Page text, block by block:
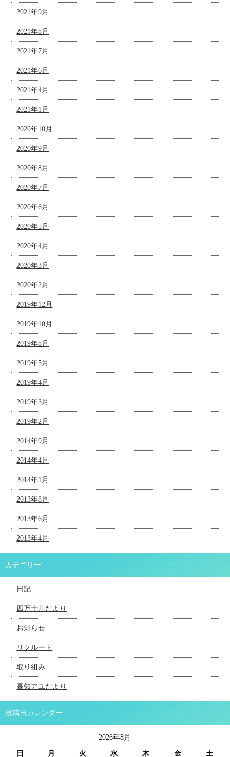
2021年9月
2021年8月
2021年7月
2021年6月
2021年4月
2021年1月
2020年10月
2020年9月
2020年8月
2020年7月
2020年6月
2020年5月
2020年4月
2020年3月
2020年2月
2019年12月
2019年10月
2019年8月
2019年5月
2019年4月
2019年3月
2019年2月
2014年9月
2014年4月
2014年1月
2013年8月
2013年6月
2013年4月
カテゴリー
日記
四万十川だより
お知らせ
リクルート
取り組み
高知アユだより
投稿日カレンダー
2026年8月
日 月 火 水 木 金 土